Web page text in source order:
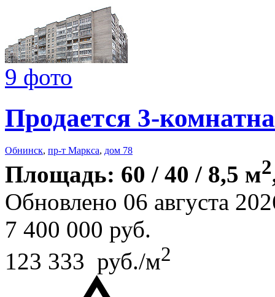
9 фото
Продается 3-
Обнинск, пр-т Маркса, дом 78
Площадь: 60 / 40 / 8,5 м2
Обновлено 06 августа
7 400 000 руб.
123 333 руб./м2